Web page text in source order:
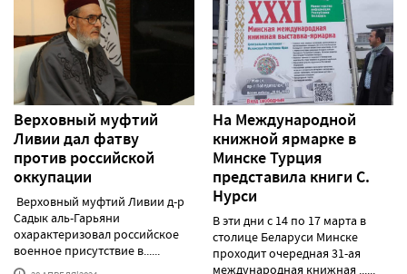
Верховный муфтий
Ливии дал фатву
против российской
оккупации
Верховный муфтий Ливии д-р
Садык аль-Гарьяни
охарактеризовал российское
военное присутствие в......
На Международной
книжной ярмарке в
Минске Турция
представила книги С.
Нурси
В эти дни с 14 по 17 марта в
столице Беларуси Минске
проходит очередная 31-ая
международная книжная ......